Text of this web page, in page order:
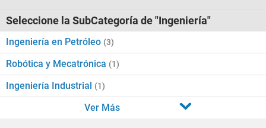
Seleccione la SubCategoría de "Ingeniería"
Ingeniería en Petróleo (3)
Robótica y Mecatrónica (1)
Ingeniería Industrial (1)
Ver Más